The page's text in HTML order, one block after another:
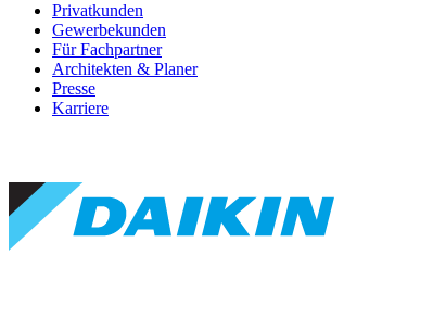
Privatkunden
Gewerbekunden
Für Fachpartner
Architekten & Planer
Presse
Karriere